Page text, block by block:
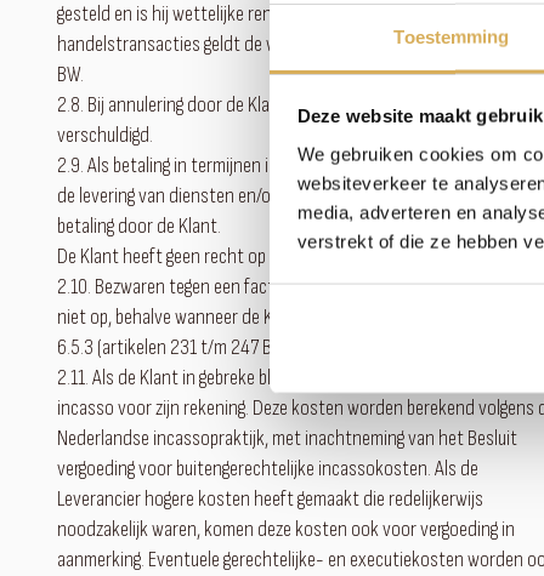
Toestemming
Deze website maakt
We gebruiken cookies om
websiteverkeer te
media, adverteren en
verstrekt of die ze hebben
gesteld en is hij wettelijke rente verschuldigd. Voor
handelstransacties geldt de wettelijke rente volgens artikel 6:119a
BW.
2.8. Bij annulering door de Klant is de volledige aankoopprijs
verschuldigd.
2.9. Als betaling in termijnen is overeengekomen, kan de
de levering van diensten en/of producten opschorten bij niet-
betaling door de Klant.
De Klant heeft geen recht op verrekening van verschuldigde
2.10. Bezwaren tegen een factuur schorten de betalingsverplichting
niet op, behalve wanneer de Klant een beroep kan doen op Afdeling
6.5.3 (artikelen 231 t/m 247 Boek 6 BW).
2.11. Als de Klant in gebreke blijft, komen de redelijke kosten voor
incasso voor zijn rekening. Deze kosten worden berekend volgens
Nederlandse incassopraktijk, met inachtneming van het Besluit
vergoeding voor buitengerechtelijke incassokosten. Als de
Leverancier hogere kosten heeft gemaakt die redelijkerwijs
noodzakelijk waren, komen deze kosten ook voor vergoeding in
aanmerking. Eventuele gerechtelijke- en executiekosten worden